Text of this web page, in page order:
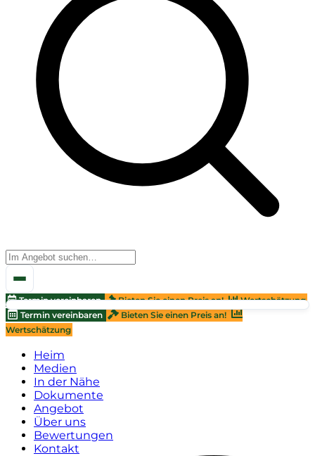
Termin vereinbaren Bieten Sie einen Preis an!
Wertschätzung
Termin vereinbaren
Bieten Sie einen Preis an!
Wertschätzung
Heim
Medien
In der Nähe
Dokumente
Angebot
Über uns
Bewertungen
Kontakt